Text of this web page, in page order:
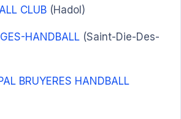
CLUB (Hadol)
HANDBALL (Saint-Die-Des-
BRUYERES HANDBALL